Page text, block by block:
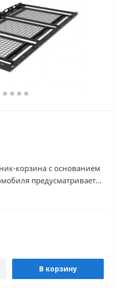
корзина с основанием
предусматривает
рейлингами и
: 211*13*12, вес 14,75 кг.
В корзину